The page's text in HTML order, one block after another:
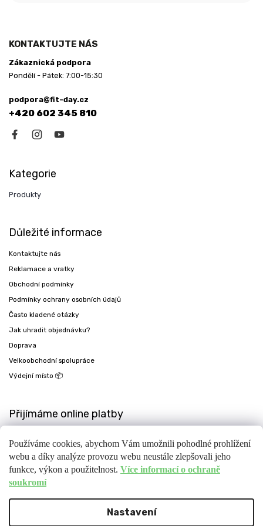
Používáme cookies, abychom Vám umožnili pohodlné prohlížení
webu a díky analýze provozu webu neustále zlepšovali jeho
funkce, výkon a použitelnost. Více informací o ochraně
soukromí
Nastavení
KONTAKTUJTE NÁS
Zákaznická podpora
Pondělí - Pátek: 7:00-15:30
podpora@fit-day.cz
+420 602 345 810
Kategorie
Produkty
Důležité informace
Kontaktujte nás
Reklamace a vratky
Obchodní podmínky
Podmínky ochrany osobních údajů
Často kladené otázky
Jak uhradit objednávku?
Doprava
Velkoobchodní spolupráce
Výdejní místo 📦
Přijímáme online platby
Fit-day. Všechna práva vyhrazena.